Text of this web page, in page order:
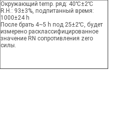
Окружающий temp. ряд: 40℃±2℃
R.H.: 93±3%, подпитанный время:
1000±24 h
После брать 4~5 h под 25±2℃, будет
измерено расклассифицированное
значение RN сопротивления zero
силы.